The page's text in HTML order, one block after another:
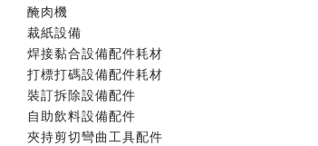
醃肉機
裁紙設備
焊接黏合設備配件耗材
打標打碼設備配件耗材
裝訂拆除設備配件
自助飲料設備配件
夾持剪切彎曲工具配件